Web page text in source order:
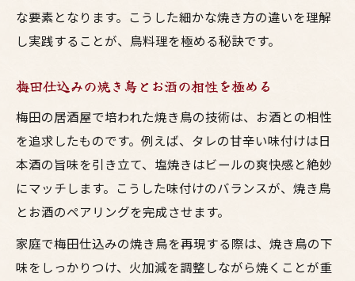
な要素となります。こうした細かな焼き方の違いを理解
し実践することが、鳥料理を極める秘訣です。
梅田仕込みの焼き鳥とお酒の相性を極める
梅田の居酒屋で培われた焼き鳥の技術は、お酒との相性
を追求したものです。例えば、タレの甘辛い味付けは日
本酒の旨味を引き立て、塩焼きはビールの爽快感と絶妙
にマッチします。こうした味付けのバランスが、焼き鳥
とお酒のペアリングを完成させます。
家庭で梅田仕込みの焼き鳥を再現する際は、焼き鳥の下
味をしっかりつけ、火加減を調整しながら焼くことが重